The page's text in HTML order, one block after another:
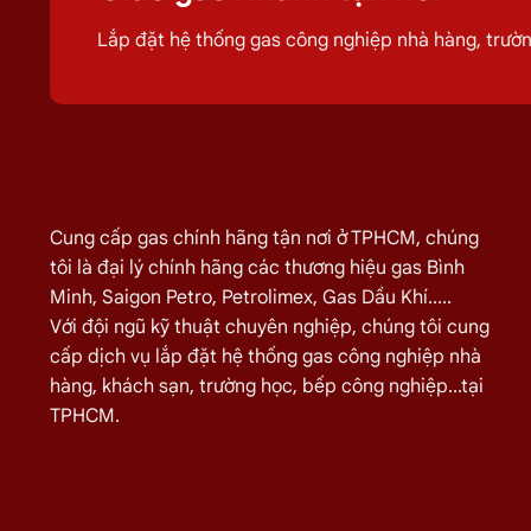
quá trình sử dụng
Giá Đổi Gas Tận Nơi Tại
Miễn phí giao hàng và lắp đặt tận nơi
TÊN SẢN PHẨM
Bình Gas Petro VietNam 6kg màu đỏ
Bình Gas ELF 6,5kg Màu Đỏ
Bình gas Pacific Petro 12kg màu Xám
Lắp đặt hệ thống gas công nghiệp nhà hàng,
Cung cấp gas chính hãng tận nơi ở TPHCM, chúng
tôi là đại lý chính hãng các thương hiệu gas Bình
Minh, Saigon Petro, Petrolimex, Gas Dầu Khí.....
Với đội ngũ kỹ thuật chuyên nghiệp, chúng tôi cung
cấp dịch vụ lắp đặt hệ thống gas công nghiệp nhà
hàng, khách sạn, trường học, bếp công nghiệp...tại
TPHCM.